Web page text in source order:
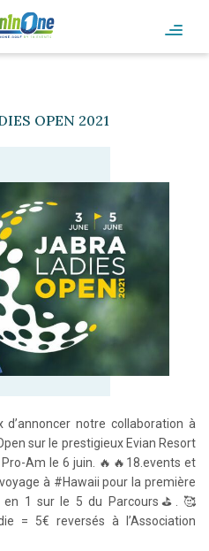
OPEN 2021
notre collaboration à
sur le prestigieux Evian Resort
Am le 6 juin. 🔥🔥18.events et
à #Hawaii pour la première
en 1 sur le 5 du Parcours⛳. 🥰
= 5€ reversés à l’Association